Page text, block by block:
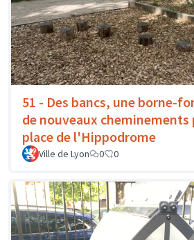
51 - Des bancs, une borne-
de nouveaux cheminements
place de l'Hippodrome
Ville de Lyon 0 0